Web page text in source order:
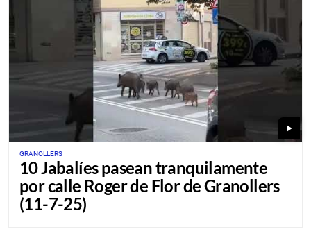
play_arrow
GRANOLLERS
10 Jabalíes pasean tranquilamente
por calle Roger de Flor de Granollers
(11-7-25)